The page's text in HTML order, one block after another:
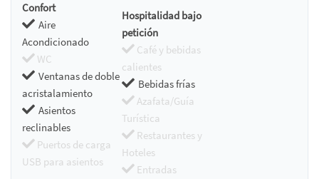
Confort
Aire
Acondicionado
WC
Ventanas de doble
acristalamiento
Asientos
reclinables
Puertos de carga
USB para asientos
Hospitalidad bajo
petición
Café y bebidas
calientes
Bebidas frías
Azafata/Guía
Turística
Restaurantes y
Hoteles
Entradas